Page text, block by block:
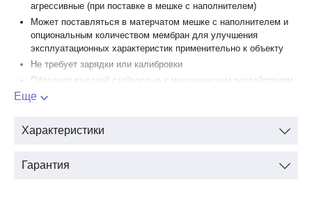
агрессивные (при поставке в мешке с наполнителем)
Может поставляться в матерчатом мешке с наполнителем и
опциональным количеством мембран для улучшения
эксплуатационных характеристик применительно к объекту
Не требует зарядки или калибровки
Обладает высокой стойкостью к механическим воздействиям
Срок службы не менее 15 лет / 17 (для модификации МС2)
Длина кабеля может изменяться по требованию
глубине коррозийных процессов рекомендуется
Еще
Характеристики
Гарантия